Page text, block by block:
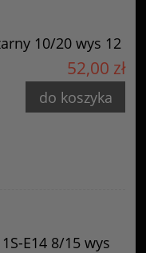
10/20 wys 12
52,00 zł
do koszyka
E14 8/15 wys